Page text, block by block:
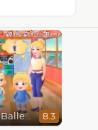
Baby Hazel Ballerina Dance 8.3